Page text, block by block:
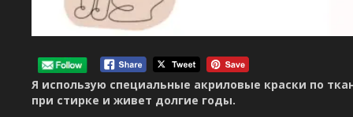
Я использую специальные акриловые краски по
при стирке и живет долгие годы.